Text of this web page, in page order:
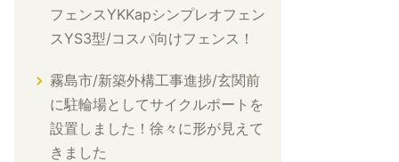
フェンスYKKapシンプレオフェン
スYS3型/コスパ向けフェンス！
霧島市/新築外構工事進捗/玄関前
に駐輪場としてサイクルポートを
設置しました！徐々に形が見えて
きました